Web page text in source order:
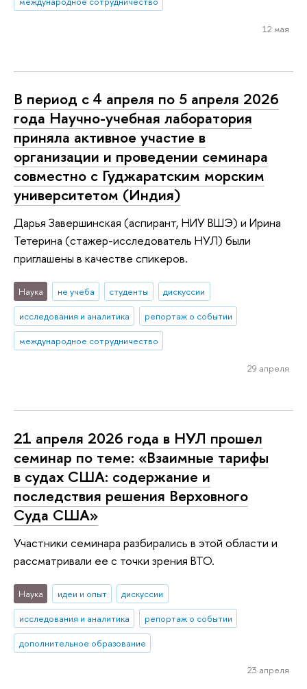
12 мая
В период с 4 апреля по 5 апреля 2026
года Научно-учебная лаборатория
приняла активное участие в
организации и проведении семинара
совместно с Гуджаратским морским
университетом (Индия)
Дарья Завершинская (аспирант, НИУ ВШЭ) и Ирина
Тетерина (стажер-исследователь НУЛ) были
приглашены в качестве спикеров.
Наука не учеба студенты
дискуссии
исследования и аналитика
репортаж о событии
международное сотрудничество
29 апреля
21 апреля 2026 года в НУЛ прошел
семинар по теме: «Взаимные тарифы
в судах США: содержание и
последствия решения Верховного
Суда США»
Участники семинара разбирались в этой области и
рассматривали ее с точки зрения ВТО.
Наука идеи и опыт
дискуссии
исследования и аналитика
репортаж о событии
дополнительное образование
23 апреля